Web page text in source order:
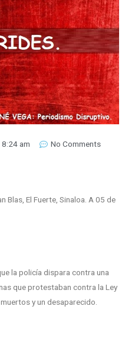
8:24 am No Comments
Blas, El Fuerte, Sinaloa. A 05 de
la policía dispara contra una
que protestaban contra la Ley
y un desaparecido.